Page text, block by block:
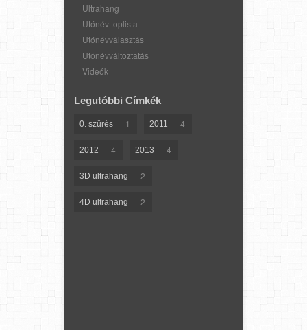
Ultrahang
Utónév toplista
Utónévválasztás
Utónévváltoztatás
Videók
Legutóbbi Címkék
0. szűrés 1 2011 4
2012 4 2013 4
3D ultrahang 2
4D ultrahang 2